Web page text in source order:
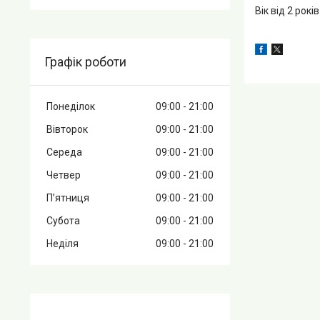
Вік від 2
Графік роботи
Понеділок 09:00
21:00
Вівторок
09:00
21:00
Середа
09:00
21:00
Четвер
09:00
21:00
Пʼятниця
09:00
21:00
Субота
09:00
21:00
Неділя
09:00 21:00